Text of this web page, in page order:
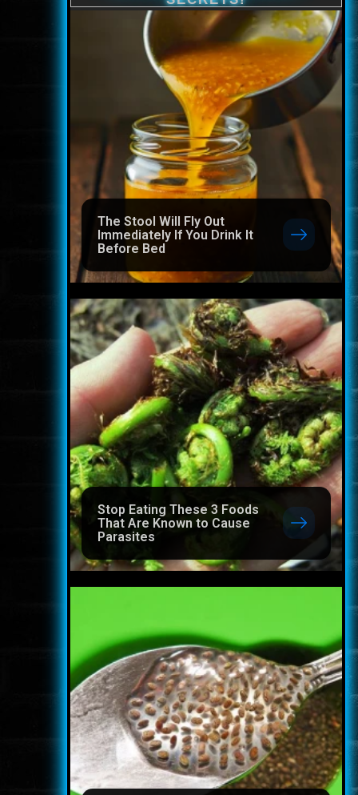
The Stool Will Fly Out
Immediately If You Drink It
Before Bed
Stop Eating These 3 Foods
That Are Known to Cause
Parasites